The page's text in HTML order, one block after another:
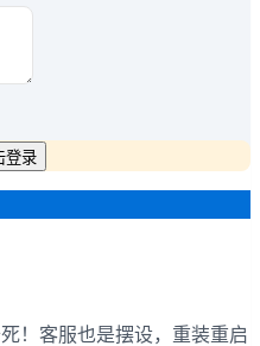
登录
！客服也是摆设，重装重启